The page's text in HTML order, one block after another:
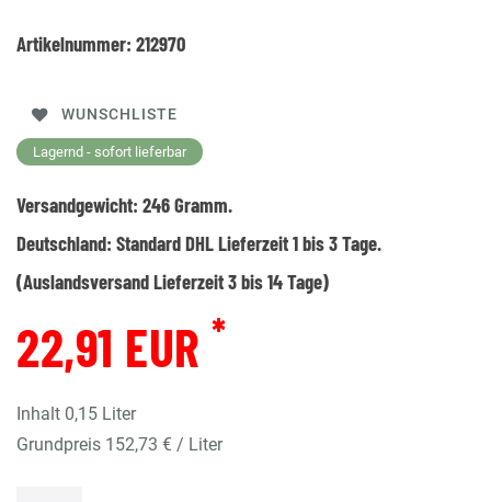
Artikelnummer: 212970
WUNSCHLISTE
Lagernd - sofort lieferbar
Versandgewicht: 246Gramm.
Deutschland: Standard DHL Lieferzeit 1 bis 3 Tage.
(Auslandsversand Lieferzeit 3 bis 14 Tage)
22,91 EUR *
Inhalt 0,15 Liter
Grundpreis 152,73 € / Liter